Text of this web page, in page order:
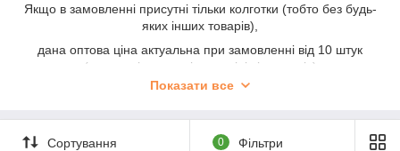
Якщо в замовленні присутні тільки колготки (тобто без будь-
яких інших товарів),
дана оптова ціна актуальна при замовленні від 10 штук
(можна різних видів, розмірів і кольорів)
При замовленні до 10 штук - додається символічна націнка
На оптових клієнтів дана інформація не поширюється.
Показати все
Сортування 0 Фільтри